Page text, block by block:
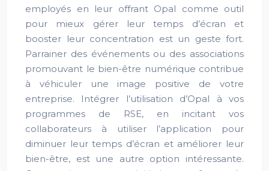
employés en leur offrant Opal comme outil
pour mieux gérer leur temps d’écran et
booster leur concentration est un geste fort.
Parrainer des événements ou des associations
promouvant le bien-être numérique contribue
à véhiculer une image positive de votre
entreprise. Intégrer l’utilisation d’Opal à vos
programmes de RSE, en incitant vos
collaborateurs à utiliser l’application pour
diminuer leur temps d’écran et améliorer leur
bien-être, est une autre option intéressante.